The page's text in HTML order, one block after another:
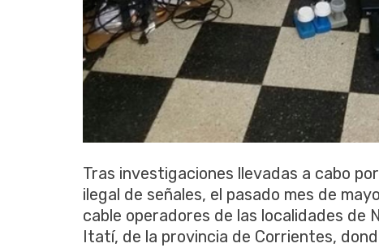
Tras investigaciones llevadas a cabo
ilegal de señales, el pasado mes de
cable operadores de las localidades de
Itatí, de la provincia de Corrientes,